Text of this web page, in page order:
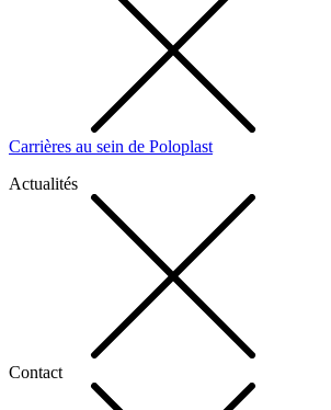
Carrières au sein de Poloplast
Actualités
Contact